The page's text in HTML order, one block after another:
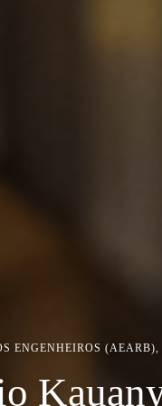
ENGENHEIROS (AEARB),